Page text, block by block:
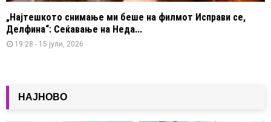
„Најтешкото снимање ми беше на филмот Исправи се,
Делфина“: Сеќавање на Неда...
19:28 - 15 јули, 2026
НАЈНОВО